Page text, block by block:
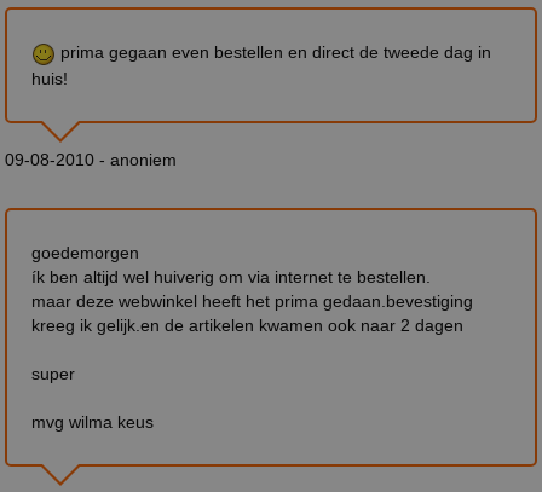
prima gegaan even bestellen en direct de tweede dag in
huis!
09-08-2010 - anoniem
goedemorgen
ík ben altijd wel huiverig om via internet te bestellen.
maar deze webwinkel heeft het prima gedaan.bevestiging
kreeg ik gelijk.en de artikelen kwamen ook naar 2 dagen
super
mvg wilma keus